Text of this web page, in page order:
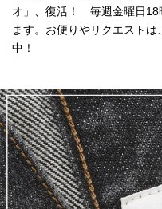
オ」、復活！ 毎週金曜日18
ます。お便りやリクエスト
中！